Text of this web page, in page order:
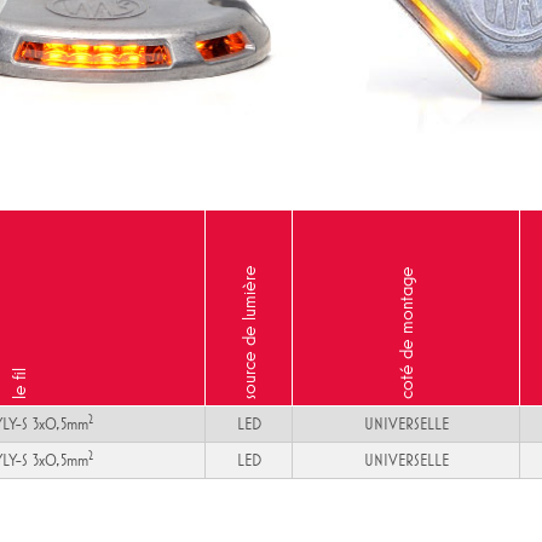
le fil source de lumière coté de montage
S 3x0,5mm2 LED UNIVERSELLE
S 3x0,5mm2 LED UNIVERSELLE